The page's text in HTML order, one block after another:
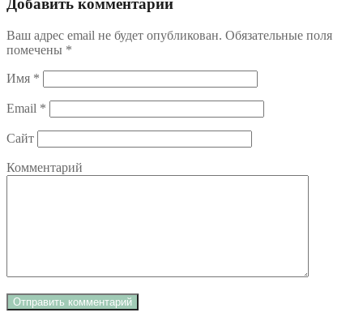
Добавить комментарий
Ваш адрес email не будет опубликован. Обязательные поля
помечены *
Имя *
Email *
Сайт
Комментарий